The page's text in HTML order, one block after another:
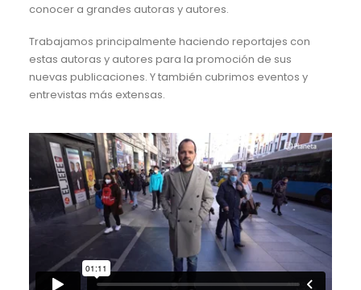
conocer a grandes autoras y autores.
Trabajamos principalmente haciendo reportajes con
estas autoras y autores para la promoción de sus
nuevas publicaciones. Y también cubrimos eventos y
entrevistas más extensas.